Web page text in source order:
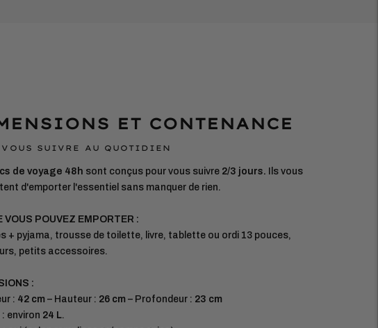
ET CONTENANCE
VOUS SUIVRE AU QUOTIDIEN
de voyage 48h sont conçus pour vous suivre 2/3 jours. Ils vous
d'emporter l'essentiel sans manquer de rien.
VOUS POUVEZ EMPORTER :
+ pyjama, trousse de toilette, livre, tablette ou ordi 13 pouces,
petits accessoires.
:
: 42 cm– Hauteur : 26 cm– Profondeur : 23 cm
: environ 24 L.